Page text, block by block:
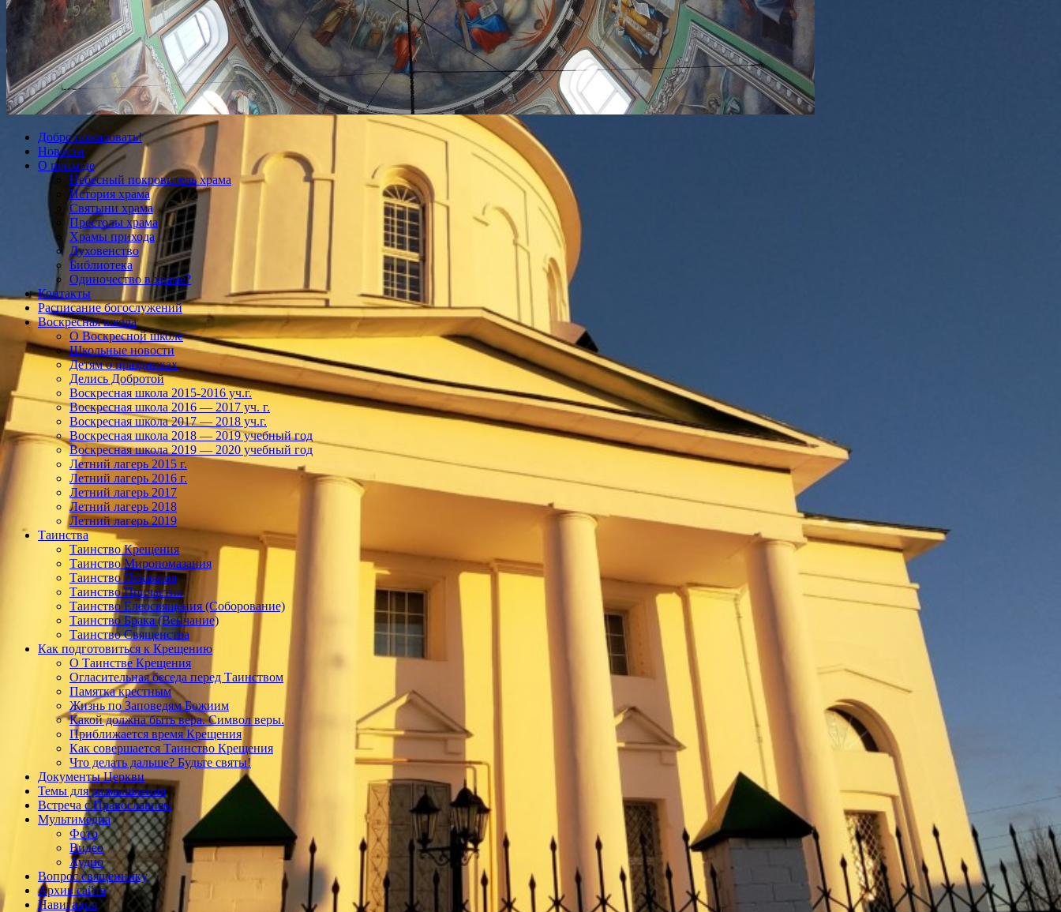
Добро пожаловать!
Новости
О приходе
Небесный покровитель храма
История храма
Святыни храма
Престолы храма
Храмы прихода
Духовенство
Библиотека
Одиночество в храме?
Контакты
Расписание богослужений
Воскресная школа
О Воскресной школе
Школьные новости
Детям о праздниках
Делись Добротой
Воскресная школа 2015-2016 уч.г.
Воскресная школа 2016 — 2017 уч. г.
Воскресная школа 2017 — 2018 уч.г.
Воскресная школа 2018 — 2019 учебный год
Воскресная школа 2019 — 2020 учебный год
Летний лагерь 2015 г.
Летний лагерь 2016 г.
Летний лагерь 2017
Летний лагерь 2018
Летний лагерь 2019
Таинства
Таинство Крещения
Таинство Миропомазания
Таинство Покаяния
Таинство Причастия
Таинство Елеосвящения (Соборование)
Таинство Брака (Венчание)
Таинство Священства
Как подготовиться к Крещению
О Таинстве Крещения
Огласительная беседа перед Таинством
Памятка крестным
Жизнь по Заповедям Божиим
Какой должна быть вера. Символ веры.
Приближается время Крещения
Как совершается Таинство Крещения
Что делать дальше? Будьте святы!
Документы Церкви
Темы для размышления
Встреча с Православием
Мультимедиа
Фото
Видео
Аудио
Вопрос священнику
Архив сайта
Навигация